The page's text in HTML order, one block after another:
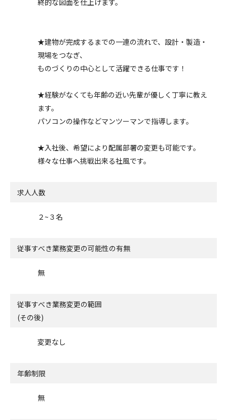
★建物が完成するまでの一連の流れで、設計・製造・
現場をつなぎ、
ものづくりの中心として活躍できる仕事です！
★経験がなくても年齢の近い先輩が優しく丁寧に教え
ます。
パソコンの操作などマンツーマンで指導します。
★入社後、希望により配属部署の変更も可能です。
様々な仕事へ挑戦出来る社風です。
求人人数
２~３名
従事すべき業務変更の可能性の有無
無
従事すべき業務変更の範囲
(その後)
変更なし
年齢制限
無